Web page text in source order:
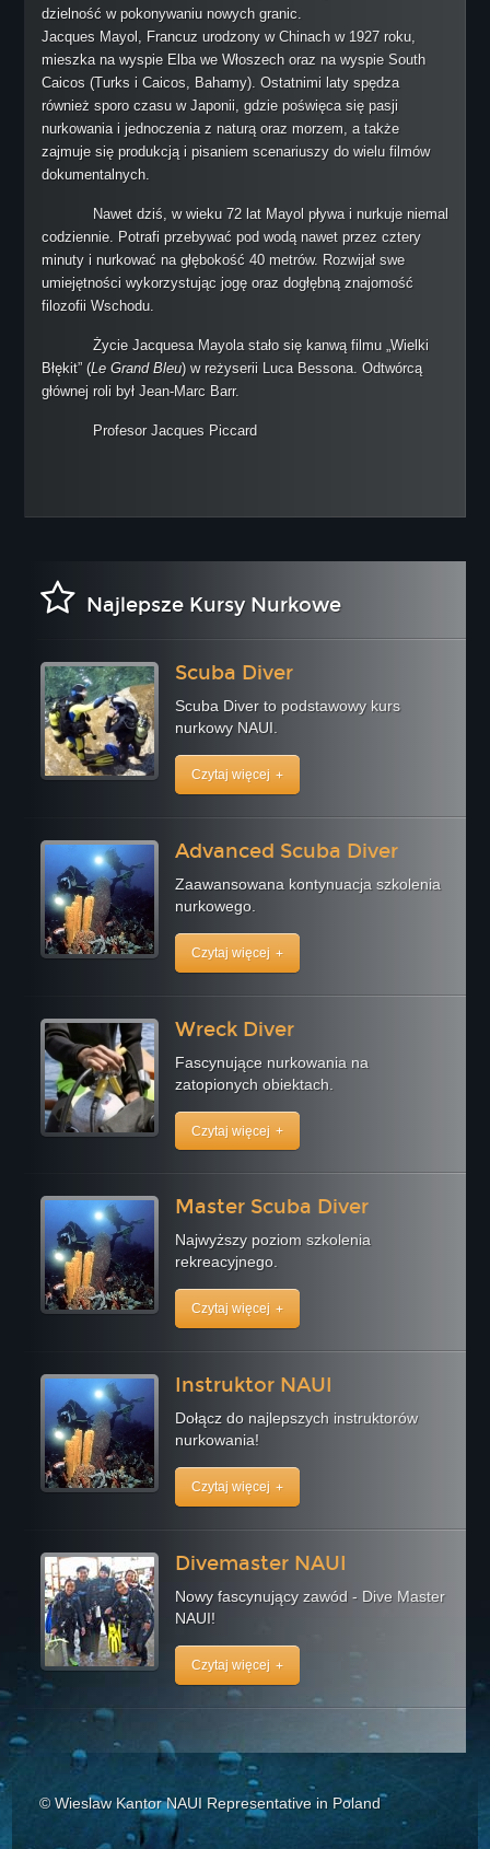
DPVEE Diver
Kursy Liderów
Skin Diving Instructor
Assistant Instructor
Divemaster NAUI
Instructor
Course Director
INSTRUKTORZY
KONTAKT
AKTUALNOŚCI
dzielność w pokonywaniu nowych granic.
Jacques Mayol, Francuz urodzony w Chinach w 1927 roku,
mieszka na wyspie Elba we Włoszech oraz na wyspie South
Caicos (Turks i Caicos, Bahamy). Ostatnimi laty spędza
również sporo czasu w Japonii, gdzie poświęca się pasji
nurkowania i jednoczenia z naturą oraz morzem, a także
zajmuje się produkcją i pisaniem scenariuszy do wielu filmów
dokumentalnych.
Nawet dziś, w wieku 72 lat Mayol pływa i nurkuje niemal
codziennie. Potrafi przebywać pod wodą nawet przez cztery
minuty i nurkować na głębokość 40 metrów. Rozwijał swe
umiejętności wykorzystując jogę oraz dogłębną znajomość
filozofii Wschodu.
Życie Jacquesa Mayola stało się kanwą filmu „Wielki
Błękit” (Le Grand Bleu) w reżyserii Luca Bessona. Odtwórcą
głównej roli był Jean-Marc Barr.
Profesor Jacques Piccard
Najlepsze Kursy Nurkowe
Scuba Diver
Scuba Diver to podstawowy kurs
nurkowy NAUI.
Czytaj więcej
Advanced Scuba Diver
Zaawansowana kontynuacja szkolenia
nurkowego.
Czytaj więcej
Wreck Diver
Fascynujące nurkowania na
zatopionych obiektach.
Czytaj więcej
Master Scuba Diver
Najwyższy poziom szkolenia
rekreacyjnego.
Czytaj więcej
Instruktor NAUI
Dołącz do najlepszych instruktorów
nurkowania!
Czytaj więcej
Divemaster NAUI
Nowy fascynujący zawód - Dive Master
NAUI!
Czytaj więcej
© Wieslaw Kantor NAUI Representative in Poland